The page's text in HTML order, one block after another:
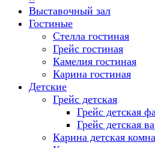
Выставочный зал
Гостиные
Стелла гостиная
Грейс гостиная
Камелия гостиная
Карина гостиная
Детские
Грейс детская
Грейс
Грейс детская
Карина детская